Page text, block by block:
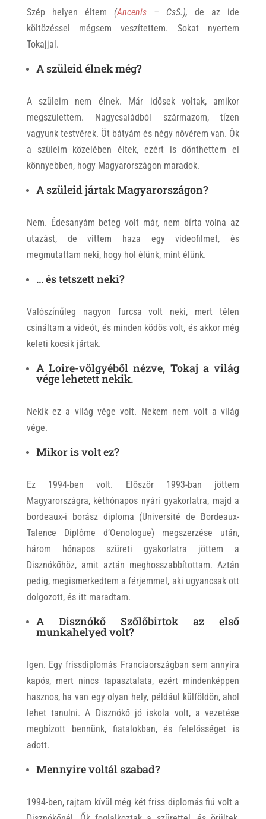
Szép helyen éltem (Ancenis– CsS.), de az ide
költözéssel mégsem veszítettem. Sokat nyertem
Tokajjal.
A szüleid élnek még?
A szüleim nem élnek. Már idősek voltak, amikor
megszülettem. Nagycsaládból származom, tízen
vagyunk testvérek. Öt bátyám és négy nővérem van. Ők
a szüleim közelében éltek, ezért is dönthettem el
könnyebben, hogy Magyarországon maradok.
A szüleid jártak Magyarországon?
Nem. Édesanyám beteg volt már, nem bírta volna az
utazást, de vittem haza egy videofilmet, és
megmutattam neki, hogy hol élünk, mint élünk.
… és tetszett neki?
Valószínűleg nagyon furcsa volt neki, mert télen
csináltam a videót, és minden ködös volt, és akkor még
keleti kocsik jártak.
A Loire-völgyéből nézve, Tokaj a világ
vége lehetett nekik.
Nekik ez a világ vége volt. Nekem nem volt a világ
vége.
Mikor is volt ez?
Ez 1994-ben volt. Először 1993-ban jöttem
Magyarországra, kéthónapos nyári gyakorlatra, majd a
bordeaux-i borász diploma (Université de Bordeaux-
Talence Diplôme d’Oenologue) megszerzése után,
három hónapos szüreti gyakorlatra jöttem a
Disznókőhöz, amit aztán meghosszabbítottam. Aztán
pedig, megismerkedtem a férjemmel, aki ugyancsak ott
dolgozott, és itt maradtam.
A Disznókő Szőlőbirtok az első
munkahelyed volt?
Igen. Egy frissdiplomás Franciaországban sem annyira
kapós, mert nincs tapasztalata, ezért mindenképpen
hasznos, ha van egy olyan hely, például külföldön, ahol
lehet tanulni. A Disznókő jó iskola volt, a vezetése
megbízott bennünk, fiatalokban, és felelősséget is
adott.
Mennyire voltál szabad?
1994-ben, rajtam kívül még két friss diplomás fiú volt a